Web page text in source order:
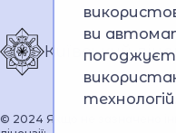
Київський
© 2024 Якщо не зазначено
ви